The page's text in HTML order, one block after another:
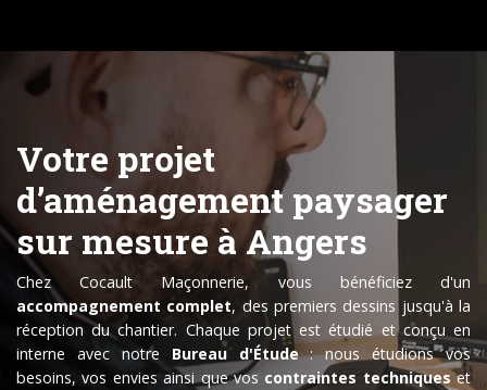
Votre projet
d’aménagement paysager
sur mesure à Angers
Chez Cocault Maçonnerie, vous bénéficiez d'un
accompagnement complet, des premiers dessins jusqu'à la
réception du chantier. Chaque projet est étudié et conçu en
interne avec notre Bureau d'Étude: nous étudions vos
besoins, vos envies ainsi que vos contraintes techniqueset